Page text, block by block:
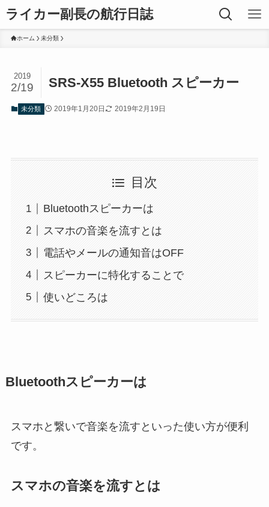
ライカー副長の航行日誌
ホーム 未分類
SRS-X55 Bluetooth スピーカー
2019
2/19
未分類 2019年1月20日 2019年2月19日
目次
Bluetoothスピーカーは
スマホの音楽を流すとは
電話やメールの通知音はOFF
スピーカーに特化することで
使いどころは
Bluetoothスピーカーは
スマホと繋いで音楽を流すといった使い方が便利
です。
スマホの音楽を流すとは